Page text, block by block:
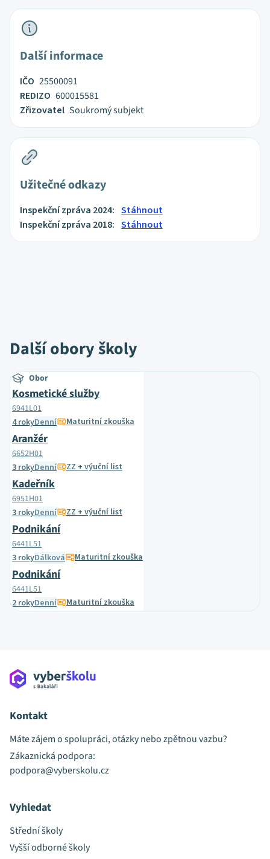
Další informace
IČO 25500091
REDIZO 600015581
Zřizovatel Soukromý subjekt
Užitečné odkazy
Inspekční zpráva 2024: Stáhnout
Inspekční zpráva 2018: Stáhnout
Další obory školy
Obor
Kosmetické služby
6941L01
4 rokyDenní Maturitní zkouška
Aranžér
6652H01
3 rokyDenní ZZ + výuční list
Kadeřník
6951H01
3 rokyDenní ZZ + výuční list
Podnikání
6441L51
3 rokyDálková Maturitní zkouška
Podnikání
6441L51
2 rokyDenní Maturitní zkouška
Kontakt
Máte zájem o spolupráci, otázky nebo zpětnou vazbu?
Zákaznická podpora:
podpora@vyberskolu.cz
Vyhledat
Střední školy
Vyšší odborné školy